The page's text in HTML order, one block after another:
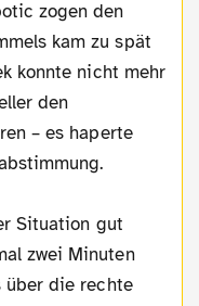
zogen den
kam zu spät
konnte nicht mehr
den
– es haperte
Situation gut
zwei Minuten
über die rechte